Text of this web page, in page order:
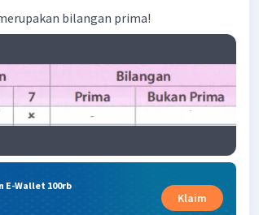
bilangan prima!
E-Wallet 100rb
Klaim